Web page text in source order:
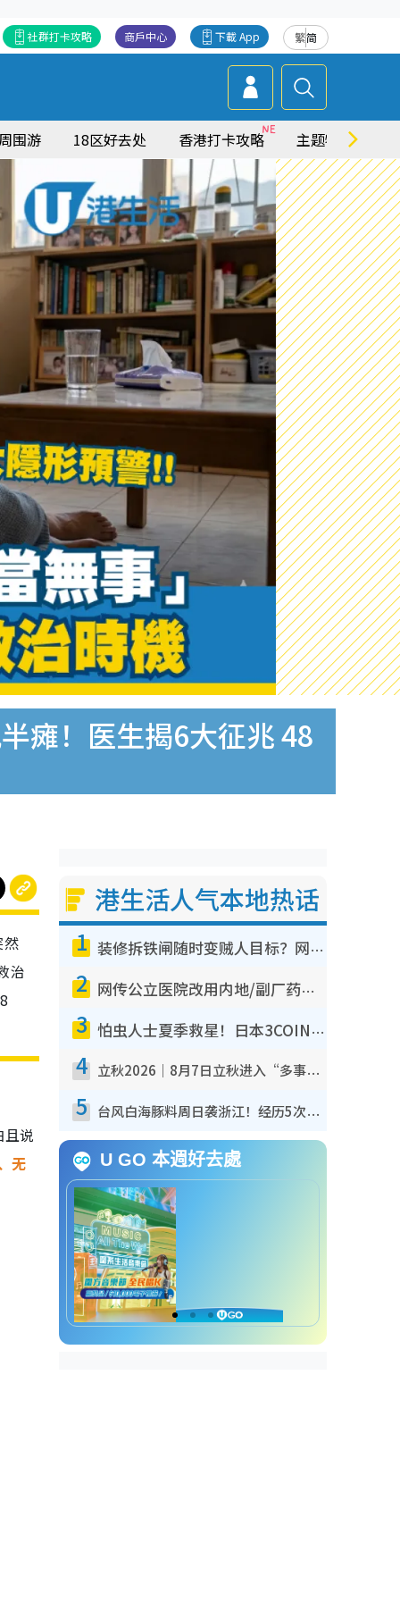
繁简
下載 App
商戶中心
社群打卡攻略
围游 18区好去处 香港打卡攻略 主题特集
瘫！医生揭6大征兆 48
治
说
无
港生活人气本地热话
1 装修拆铁闸随时变贼人目标？网友揭2大关键用途：装新款等于白装？附新旧铁闸分别
2 网传公立医院改用内地/副厂药？医生拆解正副厂分别，揭4类人换药随时出事
3 怕虫人士夏季救星！日本3COINS爆红驱虫神器$45起 1招“全程免触碰”轻松搞定小强
4 立秋2026｜8月7日立秋进入“多事之秋” 3件事不可做！专家教6招开运 清杂物／钱包纳气接好运
5 台风白海豚料周日袭浙江！经历5次“眼壁置换”极罕见 成登陆内地最长途台风
U GO 本週好去處